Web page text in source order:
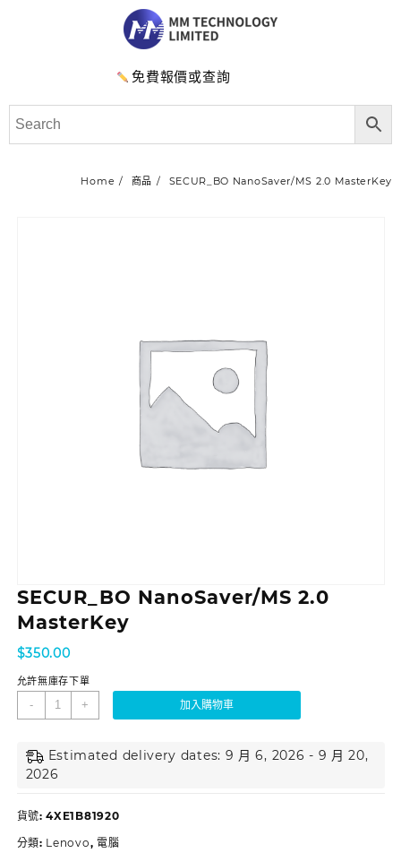
免費報價或查詢
Home 商品 SECUR_BO NanoSaver/MS 2.0 MasterKey
SECUR_BO NanoSaver/MS 2.0
MasterKey
$350.00
允許無庫存下單
- + 加入購物車
Estimated delivery dates: 9 月 6, 2026 - 9 月 20,
2026
貨號:4XE1B81920
分類: Lenovo, 電腦